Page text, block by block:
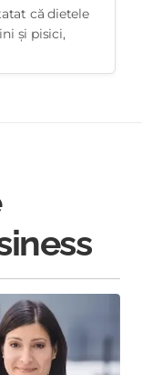
că dietele
și pisici,